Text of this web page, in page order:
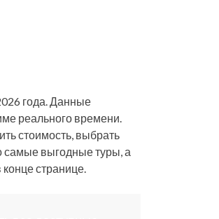
года. Данные
реального времени.
стоимость, выбрать
самые выгодные туры, а
странице.